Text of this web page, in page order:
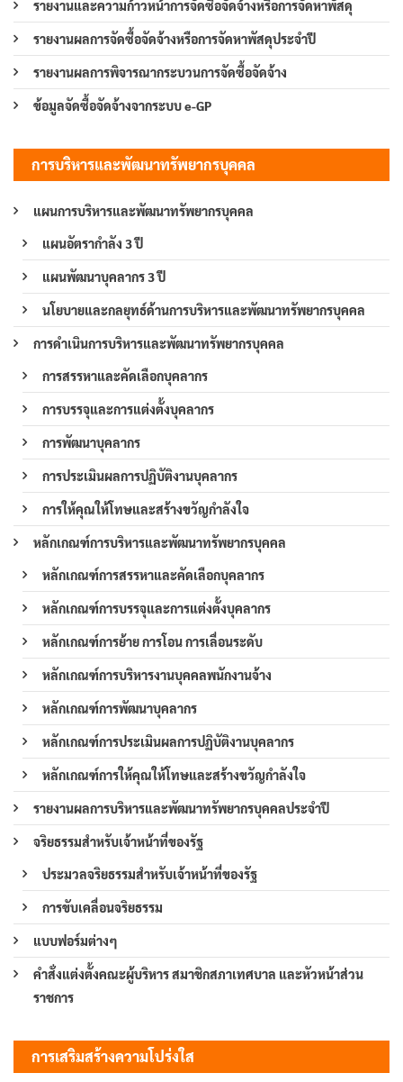
รายงานและความก้าวหน้าการจัดซื้อจัดจ้างหรือการจัดหาพัสดุ
รายงานผลการจัดซื้อจัดจ้างหรือการจัดหาพัสดุประจำปี
รายงานผลการพิจารณากระบวนการจัดซื้อจัดจ้าง
ข้อมูลจัดซื้อจัดจ้างจากระบบ e-GP
การบริหารและพัฒนาทรัพยากรบุคคล
แผนการบริหารและพัฒนาทรัพยากรบุคคล
แผนอัตรากำลัง 3 ปี
แผนพัฒนาบุคลากร 3 ปี
นโยบายและกลยุทธ์ด้านการบริหารและพัฒนาทรัพยากรบุคคล
การดำเนินการบริหารและพัฒนาทรัพยากรบุคคล
การสรรหาและคัดเลือกบุคลากร
การบรรจุและการแต่งตั้งบุคลากร
การพัฒนาบุคลากร
การประเมินผลการปฏิบัติงานบุคลากร
การให้คุณให้โทษและสร้างขวัญกำลังใจ
หลักเกณฑ์การบริหารและพัฒนาทรัพยากรบุคคล
หลักเกณฑ์การสรรหาและคัดเลือกบุคลากร
หลักเกณฑ์การบรรจุและการแต่งตั้งบุคลากร
หลักเกณฑ์การย้าย การโอน การเลื่อนระดับ
หลักเกณฑ์การบริหารงานบุคคลพนักงานจ้าง
หลักเกณฑ์การพัฒนาบุคลากร
หลักเกณฑ์การประเมินผลการปฏิบัติงานบุคลากร
หลักเกณฑ์การให้คุณให้โทษและสร้างขวัญกำลังใจ
รายงานผลการบริหารและพัฒนาทรัพยากรบุคคลประจำปี
จริยธรรมสำหรับเจ้าหน้าที่ของรัฐ
ประมวลจริยธรรมสำหรับเจ้าหน้าที่ของรัฐ
การขับเคลื่อนจริยธรรม
แบบฟอร์มต่างๆ
คำสั่งแต่งตั้งคณะผู้บริหาร สมาชิกสภาเทศบาล และหัวหน้าส่วน
ราชการ
การเสริมสร้างความโปร่งใส